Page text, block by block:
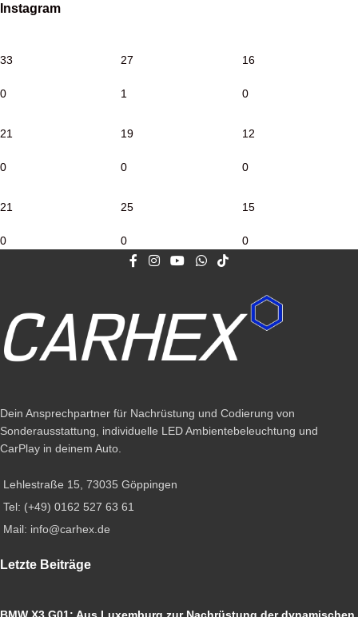
Instagram
33
0
27
1
16
0
21
0
19
0
12
0
21
0
25
0
15
0
Dein Ansprechpartner für Nachrüstung und Codierung von
Sonderausstattung, individuelle LED Ambientebeleuchtung und
CarPlay in deinem Auto.
Lehlestraße 15, 73035 Göppingen
Tel: (+49) 0162 527 63 61
Mail: info@carhex.de
Letzte Beiträge